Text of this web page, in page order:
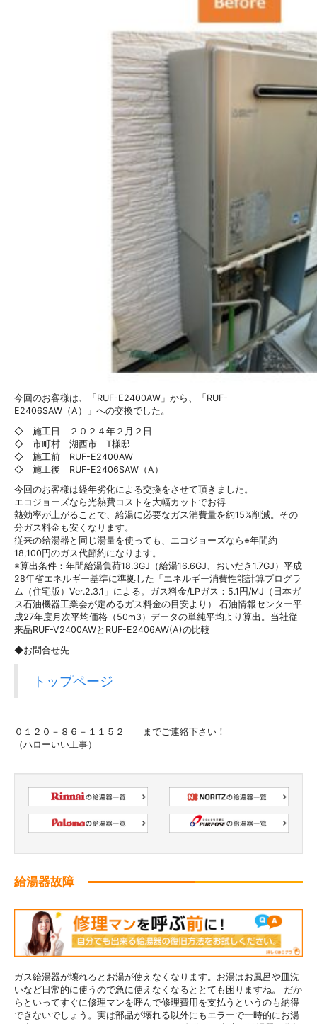
今回のお客様は、「RUF-E2400AW」から、「RUF-
E2406SAW（A）」への交換でした。
◇ 施工日 ２０２４年２月２日
◇ 市町村 湖西市 T様邸
◇ 施工前 RUF-E2400AW
◇ 施工後 RUF-E2406SAW（A）
今回のお客様は経年劣化による交換をさせて頂きました。
エコジョーズなら光熱費コストを大幅カットでお得
熱効率が上がることで、給湯に必要なガス消費量を約15%削減。その
分ガス料金も安くなります。
従来の給湯器と同じ湯量を使っても、エコジョーズなら※年間約
18,100円のガス代節約になります。
※算出条件：年間給湯負荷18.3GJ（給湯16.6GJ、おいだき1.7GJ）平成
28年省エネルギー基準に準拠した「エネルギー消費性能計算プログラ
ム（住宅版）Ver.2.3.1」による。ガス料金/LPガス：5.1円/MJ（日本ガ
ス石油機器工業会が定めるガス料金の目安より） 石油情報センター平
成27年度月次平均価格（50m3）データの単純平均より算出。当社従
来品RUF-V2400AWとRUF-E2406AW(A)の比較
◆お問合せ先
トップページ
０１２０－８６－１１５２ までご連絡下さい！
（ハローいい工事）
給湯器故障
ガス給湯器が壊れるとお湯が使えなくなります。お湯はお風呂や皿洗
いなど日常的に使うので急に使えなくなるととても困りますね。 だか
らといってすぐに修理マンを呼んで修理費用を支払うというのも納得
できないでしょう。実は部品が壊れる以外にもエラーで一時的にお湯